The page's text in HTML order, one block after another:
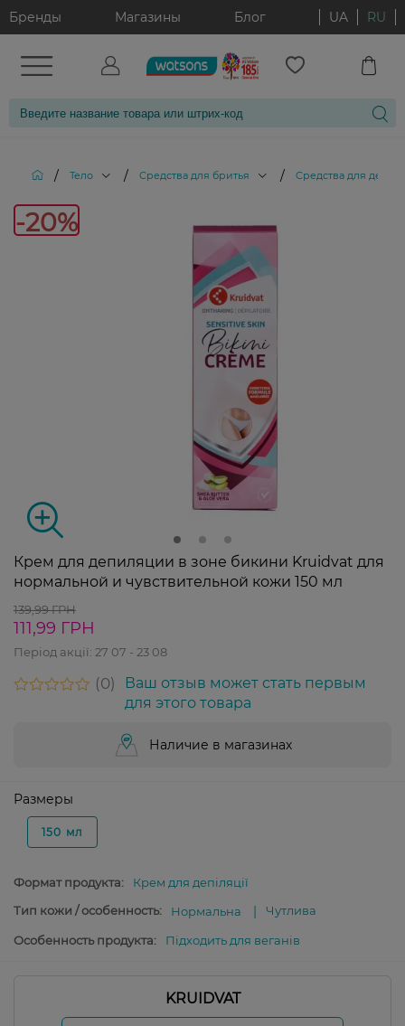
Бренды Магазины Блог UA RU
/ Тело / Средства для бритья / Средства для
-20%
Крем для депиляции в зоне бикини Kruidvat для
нормальной и чувствительной кожи 150 мл
139,99 ГРН
111,99 ГРН
Період акції: 27 07 - 23 08
0
Ваш отзыв может стать первым
для этого товара
Наличие в магазинах
Размеры
150 мл
Формат продукта:
Крем для депіляції
Тип кожи / особенность:
Нормальна Чутлива
Особенность продукта: Підходить для веганів
KRUIDVAT